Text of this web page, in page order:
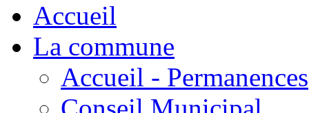
Accueil
La commune
Accueil - Permanences